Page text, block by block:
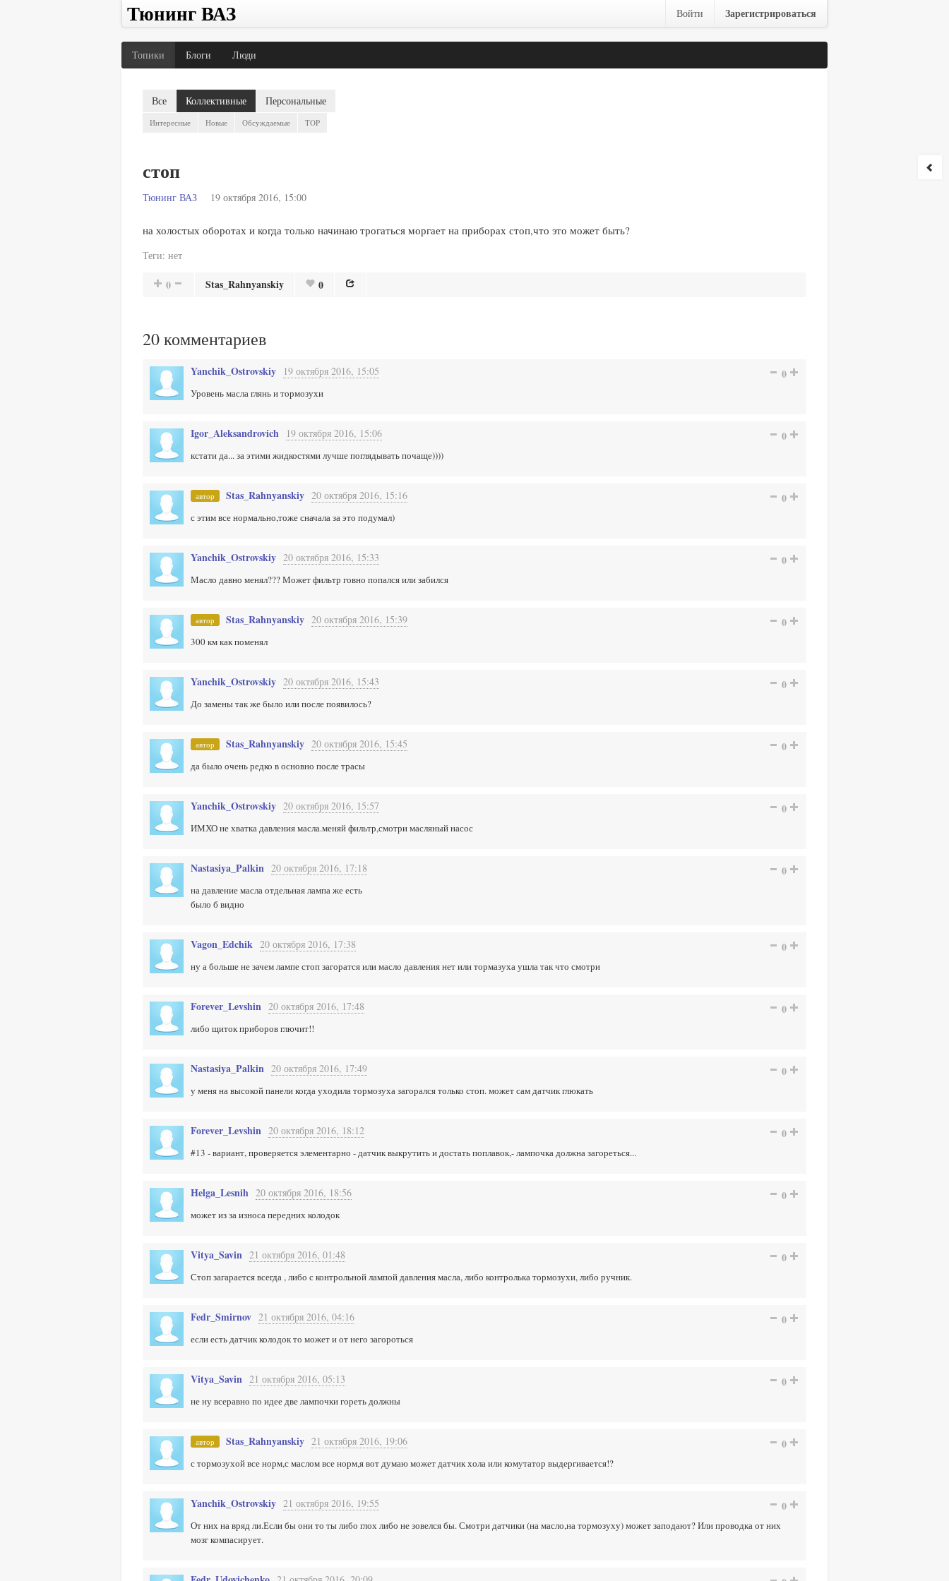
Тюнинг ВАЗ Войти Зарегистрироваться
Топики Блоги Люди
Все Коллективные Персональные
Интересные Новые Обсуждаемые TOP
стоп
Тюнинг ВАЗ 19 октября 2016, 15:00
на холостых оборотах и когда только начинаю трогаться моргает на приборах стоп,что это может быть?
Теги: нет
0 Stas_Rahnyanskiy 0
20комментариев
Yanchik_Ostrovskiy 19 октября 2016, 15:05 0
Уровень масла глянь и тормозухи
Igor_Aleksandrovich 19 октября 2016, 15:06 0
кстати да... за этими жидкостями лучше поглядывать почаще))))
автор Stas_Rahnyanskiy 20 октября 2016, 15:16 0
с этим все нормально,тоже сначала за это подумал)
Yanchik_Ostrovskiy 20 октября 2016, 15:33 0
Масло давно менял??? Может фильтр говно попался или забился
автор Stas_Rahnyanskiy 20 октября 2016, 15:39 0
300 км как поменял
Yanchik_Ostrovskiy 20 октября 2016, 15:43 0
До замены так же было или после появилось?
автор Stas_Rahnyanskiy 20 октября 2016, 15:45 0
да было очень редко в основно после трасы
Yanchik_Ostrovskiy 20 октября 2016, 15:57 0
ИМХО не хватка давления масла.меняй фильтр,смотри масляный насос
Nastasiya_Palkin 20 октября 2016, 17:18 0
на давление масла отдельная лампа же есть
было б видно
Vagon_Edchik 20 октября 2016, 17:38 0
ну а больше не зачем лампе стоп загоратся или масло давления нет или тормазуха ушла так что смотри
Forever_Levshin 20 октября 2016, 17:48 0
либо щиток приборов глючит!!
Nastasiya_Palkin 20 октября 2016, 17:49 0
у меня на высокой панели когда уходила тормозуха загорался только стоп. может сам датчик глюкать
Forever_Levshin 20 октября 2016, 18:12 0
#13 - вариант, проверяется элементарно - датчик выкрутить и достать поплавок,- лампочка должна загореться...
Helga_Lesnih 20 октября 2016, 18:56 0
может из за износа передних колодок
Vitya_Savin 21 октября 2016, 01:48 0
Стоп загарается всегда , либо с контрольной лампой давления масла, либо контролька тормозухи, либо ручник.
Fedr_Smirnov 21 октября 2016, 04:16 0
если есть датчик колодок то может и от него загороться
Vitya_Savin 21 октября 2016, 05:13 0
не ну всеравно по идее две лампочки гореть должны
автор Stas_Rahnyanskiy 21 октября 2016, 19:06 0
с тормозухой все норм,с маслом все норм,я вот думаю может датчик хола или комутатор выдергивается!?
Yanchik_Ostrovskiy 21 октября 2016, 19:55 0
От них на вряд ли.Если бы они то ты либо глох либо не зовелся бы. Смотри датчики (на масло,на тормозуху) может заподают? Или проводка от них
мозг компасирует.